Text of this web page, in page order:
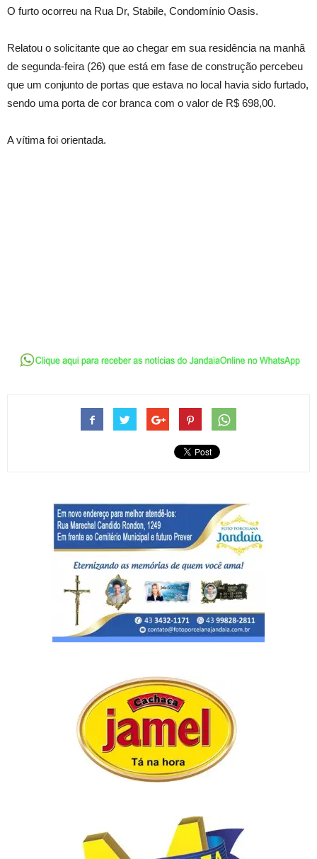
O furto ocorreu na Rua Dr, Stabile, Condomínio Oasis.
Relatou o solicitante que ao chegar em sua residência na manhã
de segunda-feira (26) que está em fase de construção percebeu
que um conjunto de portas que estava no local havia sido furtado,
sendo uma porta de cor branca com o valor de R$ 698,00.
A vítima foi orientada.